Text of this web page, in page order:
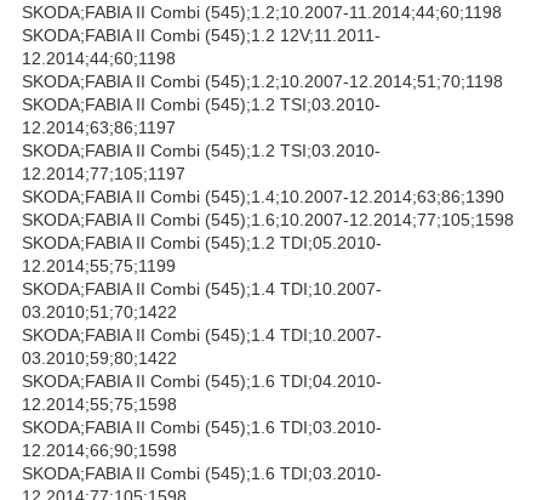
SKODA;FABIA II Combi (545);1.2;10.2007-11.2014;44;60;1198
SKODA;FABIA II Combi (545);1.2 12V;11.2011-
12.2014;44;60;1198
SKODA;FABIA II Combi (545);1.2;10.2007-12.2014;51;70;1198
SKODA;FABIA II Combi (545);1.2 TSI;03.2010-
12.2014;63;86;1197
SKODA;FABIA II Combi (545);1.2 TSI;03.2010-
12.2014;77;105;1197
SKODA;FABIA II Combi (545);1.4;10.2007-12.2014;63;86;1390
SKODA;FABIA II Combi (545);1.6;10.2007-12.2014;77;105;1598
SKODA;FABIA II Combi (545);1.2 TDI;05.2010-
12.2014;55;75;1199
SKODA;FABIA II Combi (545);1.4 TDI;10.2007-
03.2010;51;70;1422
SKODA;FABIA II Combi (545);1.4 TDI;10.2007-
03.2010;59;80;1422
SKODA;FABIA II Combi (545);1.6 TDI;04.2010-
12.2014;55;75;1598
SKODA;FABIA II Combi (545);1.6 TDI;03.2010-
12.2014;66;90;1598
SKODA;FABIA II Combi (545);1.6 TDI;03.2010-
12.2014;77;105;1598